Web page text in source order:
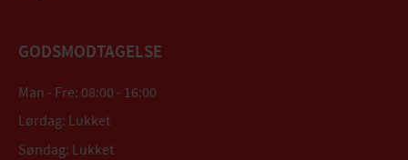
GODSMODTAGELSE
Man - Fre: 08:00 - 16:00
Lørdag: Lukket
Søndag: Lukket